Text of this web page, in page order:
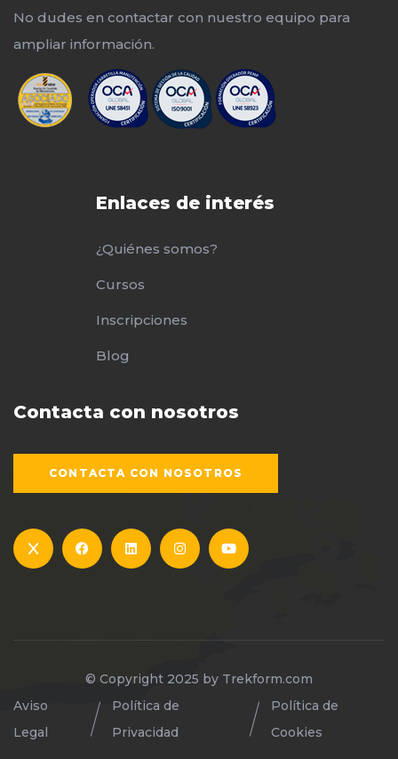
No dudes en contactar con nuestro equipo para
ampliar información.
Enlaces de interés
¿Quiénes somos?
Cursos
Inscripciones
Blog
Contacta con nosotros
CONTACTA CON NOSOTROS
© Copyright 2025 by Trekform.com
Aviso
Legal
Política de
Privacidad
Política de
Cookies